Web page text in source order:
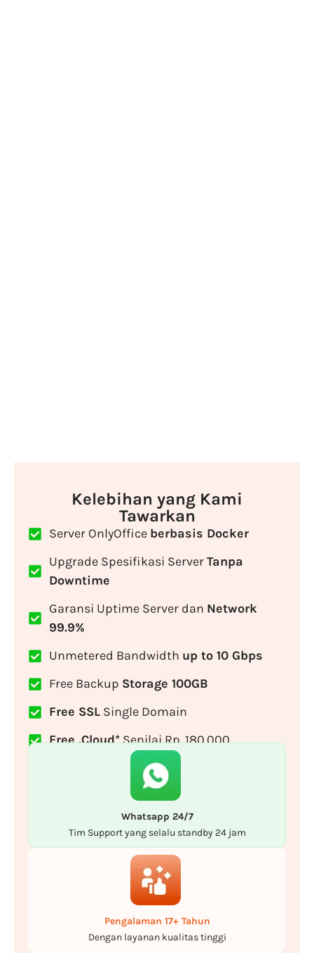
Kelebihan yang Kami
Tawarkan
Server OnlyOffice berbasis Docker
Upgrade Spesifikasi ServerTanpa
Downtime
Garansi Uptime Server dan Network
99.9%
Unmetered Bandwidth up to 10 Gbps
Free Backup Storage 100GB
Free SSL Single Domain
Free .Cloud*Senilai Rp. 180.000
Whatsapp 24/7
Tim Support yang selalu standby 24 jam
Pengalaman 17+ Tahun
Dengan layanan kualitas tinggi